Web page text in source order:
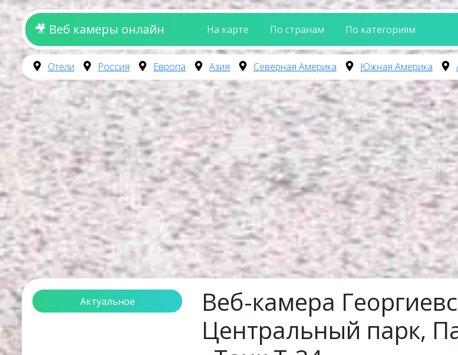
🎥 Веб камеры онлайн На карте По странам По категориям
Отели Россия Европа Азия Северная Америка Южная Америка
Актуальное
Веб-камера
Центральный парк,